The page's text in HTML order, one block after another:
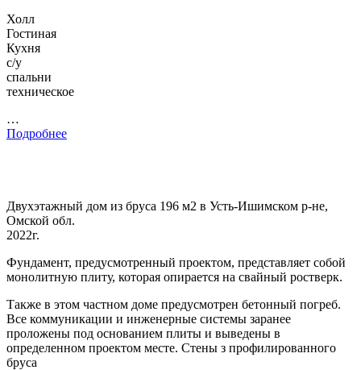
Холл
Гостиная
Кухня
с/у
спальни
техническое
…
Подробнее
Двухэтажный дом из бруса 196 м2 в Усть-Ишимском р-не,
Омской обл.
2022г.
Фундамент, предусмотренный проектом, представляет собой
монолитную плиту, которая опирается на свайный ростверк.
Также в этом частном доме предусмотрен бетонный погреб.
Все коммуникации и инженерные системы заранее
проложены под основанием плиты и выведены в
определенном проектом месте. Стены з профилированного
бруса